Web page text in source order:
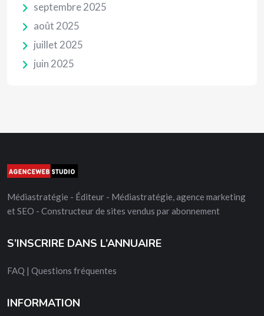
septembre 2025
août 2025
juillet 2025
juin 2025
Médiastratégie - Éditeur - Médiastratégie, agence marketing
et SEO - Constructeur de sites vendus par abonnement
S’INSCRIRE DANS L’ANNUAIRE
FAQ | Questions fréquentes
INFORMATION